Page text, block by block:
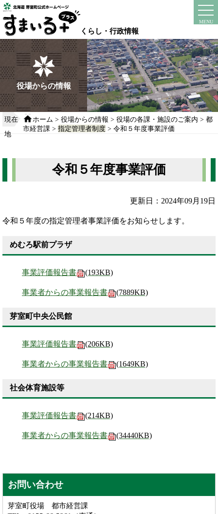
本
文
へ
移
動
る
くらし・行政情報
MENU
instagram
役場からの情報
現在
地
ホーム > 役場からの情報 > 役場の各課・施設のご案内 > 都
市経営課 > 指定管理者制度> 令和５年度事業評価
令和５年度事業評価
更新日：2024年09月19日
令和５年度の指定管理者事業評価をお知らせします。
めむろ駅前プラザ
事業評価報告書 (193KB)
事業者からの事業報告書 (7889KB)
芽室町中央公民館
事業評価報告書 (206KB)
事業者からの事業報告書 (1649KB)
社会体育施設等
事業評価報告書 (214KB)
事業者からの事業報告書 (34440KB)
お問い合わせ
芽室町役場 都市経営課